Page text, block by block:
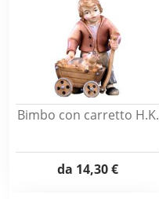
Bimbo con carretto H.K.
da 14,30 €